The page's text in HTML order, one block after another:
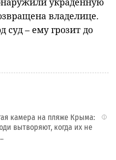
владелице.
суд – ему грозит до
i
камера на пляже Крыма:
вытворяют, когда их не